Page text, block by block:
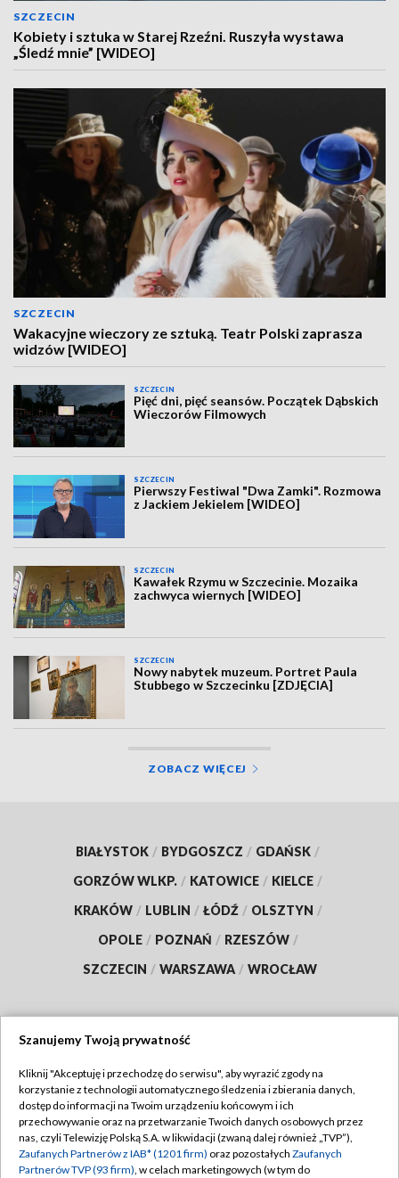
SZCZECIN
Kobiety i sztuka w Starej Rzeźni. Ruszyła wystawa
„Śledź mnie” [WIDEO]
SZCZECIN
Wakacyjne wieczory ze sztuką. Teatr Polski zaprasza
widzów [WIDEO]
SZCZECIN
Pięć dni, pięć seansów. Początek Dąbskich
Wieczorów Filmowych
SZCZECIN
Pierwszy Festiwal "Dwa Zamki". Rozmowa
z Jackiem Jekielem [WIDEO]
SZCZECIN
Kawałek Rzymu w Szczecinie. Mozaika
zachwyca wiernych [WIDEO]
SZCZECIN
Nowy nabytek muzeum. Portret Paula
Stubbego w Szczecinku [ZDJĘCIA]
ZOBACZ WIĘCEJ
BIAŁYSTOK / BYDGOSZCZ / GDAŃSK /
GORZÓW WLKP. / KATOWICE / KIELCE /
KRAKÓW / LUBLIN / ŁÓDŹ / OLSZTYN /
OPOLE / POZNAŃ / RZESZÓW /
SZCZECIN / WARSZAWA / WROCŁAW
TVP
Abonament TVP
Emisja w TVP
Regulamin TVP
Polityka prywatności
Szanujemy Twoją prywatność
Kliknij "Akceptuję i przechodzę do serwisu", aby wyrazić zgody na
korzystanie z technologii automatycznego śledzenia i zbierania danych,
dostęp do informacji na Twoim urządzeniu końcowym i ich
przechowywanie oraz na przetwarzanie Twoich danych osobowych przez
nas, czyli Telewizję Polską S.A. w likwidacji (zwaną dalej również „TVP”),
Zaufanych Partnerów z IAB* (1201 firm) oraz pozostałych Zaufanych
Partnerów TVP (93 firm), w celach marketingowych (w tym do